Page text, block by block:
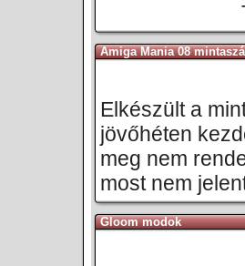
Amiga Mania 08
Elkészült a
jövőhéten
meg nem
most nem
Gloom modok